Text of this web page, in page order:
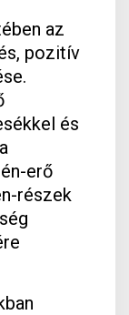
az
pozitív
és
erő
részek